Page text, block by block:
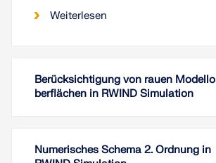
Weiterlesen
Berücksichtigung von rauen Modello
berflächen in RWIND Simulation
Numerisches Schema 2. Ordnung in